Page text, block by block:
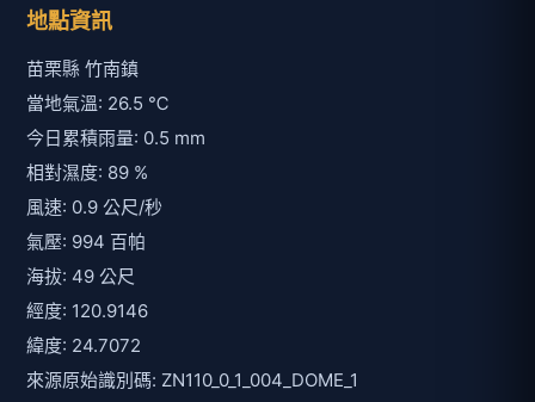
地點資訊
苗栗縣 竹南鎮
當地氣溫: 26.5 ℃
今日累積雨量: 0.5 mm
相對濕度: 89 %
風速: 0.9 公尺/秒
氣壓: 994 百帕
海拔: 49 公尺
經度: 120.9146
緯度: 24.7072
來源原始識別碼: ZN110_0_1_004_DOME_1